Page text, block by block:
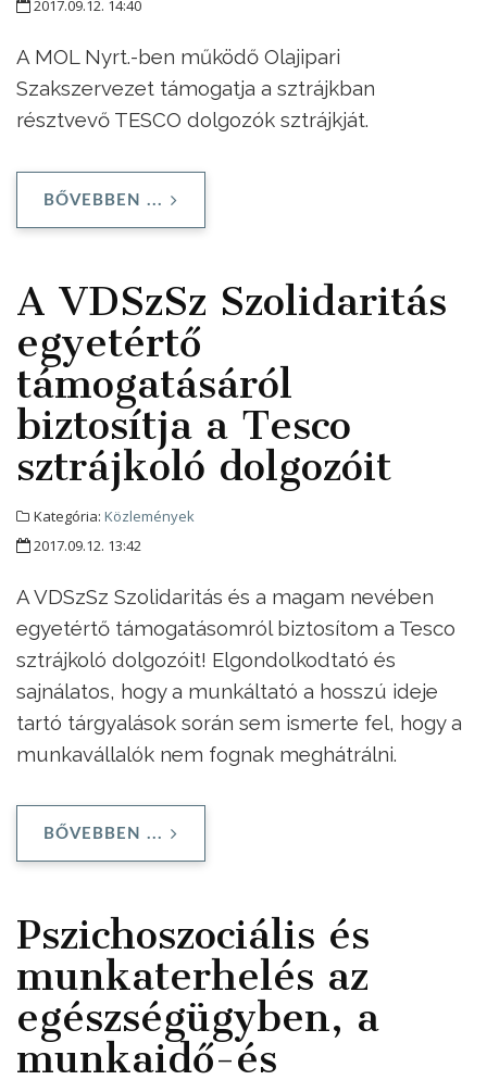
2017.09.12. 14:40
A MOL Nyrt.-ben működő Olajipari
Szakszervezet támogatja a sztrájkban
résztvevő TESCO dolgozók sztrájkját.
BŐVEBBEN ...
A VDSzSz Szolidaritás
egyetértő
támogatásáról
biztosítja a Tesco
sztrájkoló dolgozóit
Kategória: Közlemények
2017.09.12. 13:42
A VDSzSz Szolidaritás és a magam nevében
egyetértő támogatásomról biztosítom a Tesco
sztrájkoló dolgozóit! Elgondolkodtató és
sajnálatos, hogy a munkáltató a hosszú ideje
tartó tárgyalások során sem ismerte fel, hogy a
munkavállalók nem fognak meghátrálni.
BŐVEBBEN ...
Pszichoszociális és
munkaterhelés az
egészségügyben, a
munkaidő-és